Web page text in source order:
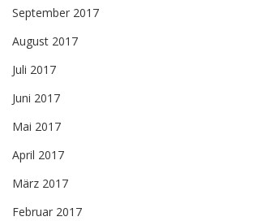
September 2017
August 2017
Juli 2017
Juni 2017
Mai 2017
April 2017
März 2017
Februar 2017